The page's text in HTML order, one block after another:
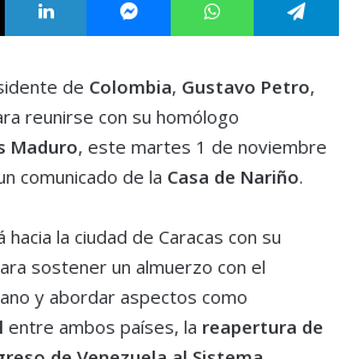
de Colombia, Gustavo Petro,
reunirse con su homólogo
Maduro, este martes 1 de noviembre
comunicado de la Casa de Nariño.
la ciudad de Caracas con su
sostener un almuerzo con el
y abordar aspectos como
entre ambos países, la reapertura de